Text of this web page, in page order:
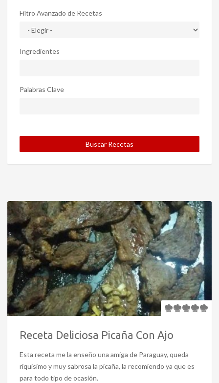
Filtro Avanzado de Recetas
Ingredientes
Palabras Clave
Buscar Recetas
Receta Deliciosa Picaña Con Ajo
Esta receta me la enseño una amiga de Paraguay, queda
riquísimo y muy sabrosa la picaña, la recomiendo ya que es
para todo tipo de ocasión.